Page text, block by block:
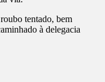
tentado, bem
à delegacia